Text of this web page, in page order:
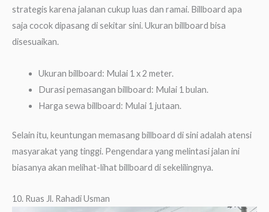
strategis karena jalanan cukup luas dan ramai. Billboard apa
saja cocok dipasang di sekitar sini. Ukuran billboard bisa
disesuaikan.
Ukuran billboard: Mulai 1 x 2 meter.
Durasi pemasangan billboard: Mulai 1 bulan.
Harga sewa billboard: Mulai 1 jutaan.
Selain itu, keuntungan memasang billboard di sini adalah atensi
masyarakat yang tinggi. Pengendara yang melintasi jalan ini
biasanya akan melihat-lihat billboard di sekelilingnya.
10. Ruas Jl. Rahadi Usman